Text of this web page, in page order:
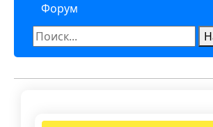
Форум